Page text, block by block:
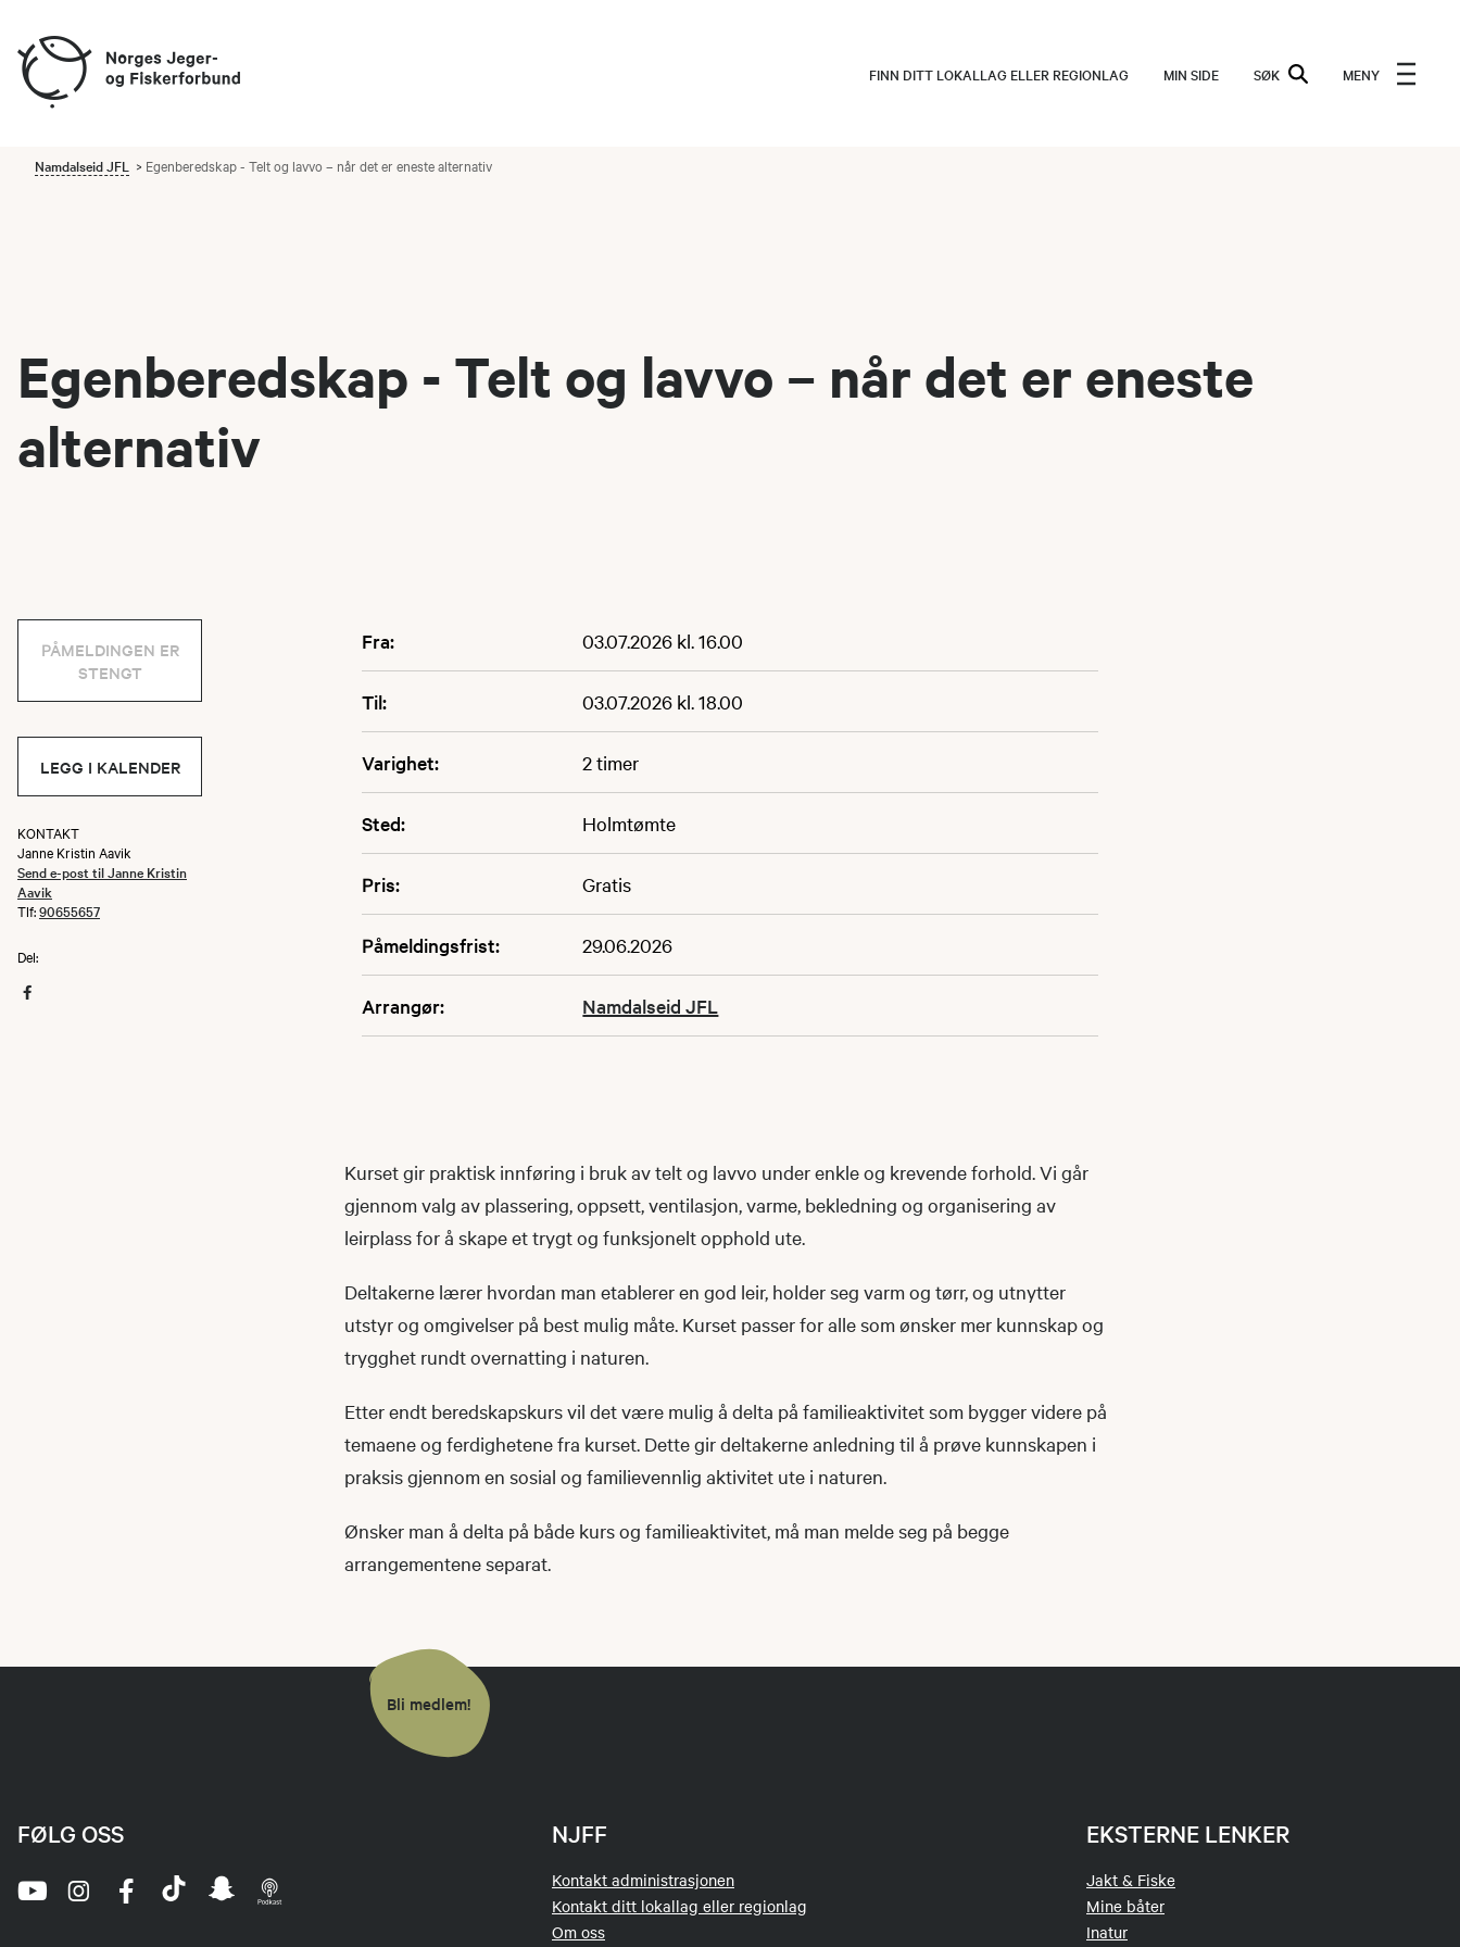
FINN DITT LOKALLAG ELLER REGIONLAG MIN SIDE SØK MENY
Namdalseid JFL Egenberedskap - Telt og lavvo – når det er eneste alternativ
Egenberedskap - Telt og lavvo – når det er eneste
alternativ
Fra: 03.07.2026 kl. 16.00
Til: 03.07.2026 kl. 18.00
Varighet: 2 timer
Sted: Holmtømte
Pris: Gratis
Påmeldingsfrist: 29.06.2026
Arrangør: Namdalseid JFL
PÅMELDINGEN ER
STENGT
LEGG I KALENDER
KONTAKT
Janne Kristin Aavik
Send e-post til Janne Kristin
Aavik
Tlf:90655657
Del:
Kurset gir praktisk innføring i bruk av telt og lavvo under enkle og krevende forhold. Vi går
gjennom valg av plassering, oppsett, ventilasjon, varme, bekledning og organisering av
leirplass for å skape et trygt og funksjonelt opphold ute.
Deltakerne lærer hvordan man etablerer en god leir, holder seg varm og tørr, og utnytter
utstyr og omgivelser på best mulig måte. Kurset passer for alle som ønsker mer kunnskap og
trygghet rundt overnatting i naturen.
Etter endt beredskapskurs vil det være mulig å delta på familieaktivitet som bygger videre på
temaene og ferdighetene fra kurset. Dette gir deltakerne anledning til å prøve kunnskapen i
praksis gjennom en sosial og familievennlig aktivitet ute i naturen.
Ønsker man å delta på både kurs og familieaktivitet, må man melde seg på begge
arrangementene separat.
Bli medlem!
NJFF
Kontakt administrasjonen
Kontakt ditt lokallag eller regionlag
Om oss
EKSTERNE LENKER
Jakt & Fiske
Mine båter
Inatur
FØLG OSS